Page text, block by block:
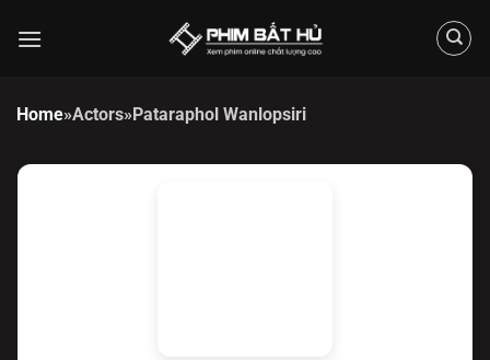
đến
Home»Actors»Pataraphol Wanlopsiri